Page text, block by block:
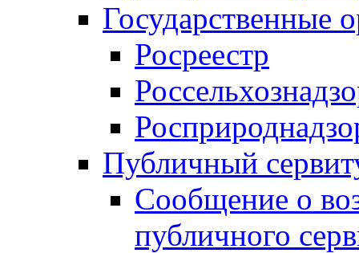
Государственные
Росреестр
Публичный
Сообщение о
публичного